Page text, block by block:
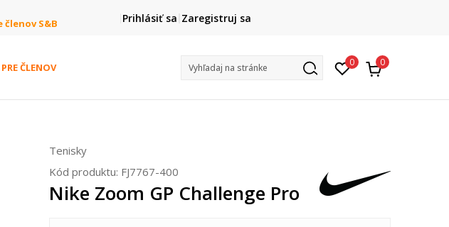
S&B
DOPRAVA ZADARMO
pri objednaní nad 80 € (neplatí pre Click&Collect)
Prihlásiť sa Zaregistruj sa
ČLENOV Vyhľadaj na stránke 0 0
Tenisky
Kód produktu: FJ7767-400
Nike Zoom GP Challenge Pro